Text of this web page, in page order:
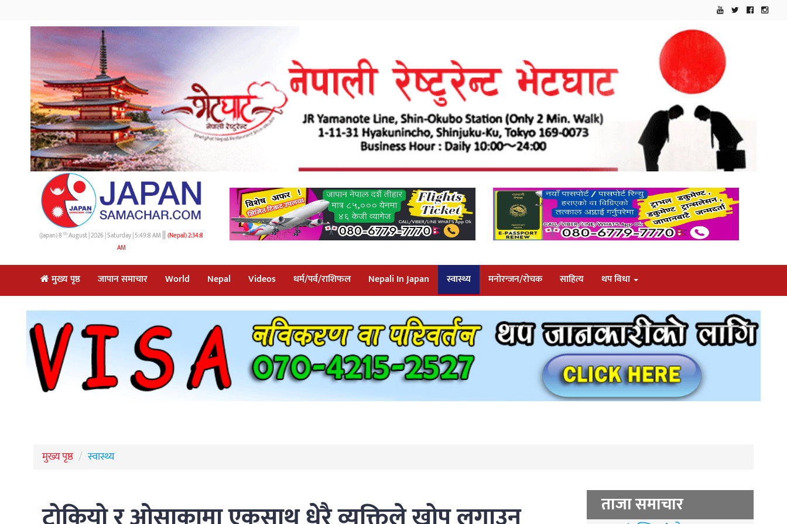
(Japan) 8 thAugust | 2026 | Saturday | 5:49:9 AM || (Nepal)2:34:9
AM
मुख्य पृष्ठ जापान समाचार World Nepal Videos धर्म/पर्व/राशिफल Nepali In Japan स्वास्थ्य मनोरन्जन/रोचक साहित्य थप विधा
मुख्य पृष्ठ स्वास्थ्य
ताजा समाचार